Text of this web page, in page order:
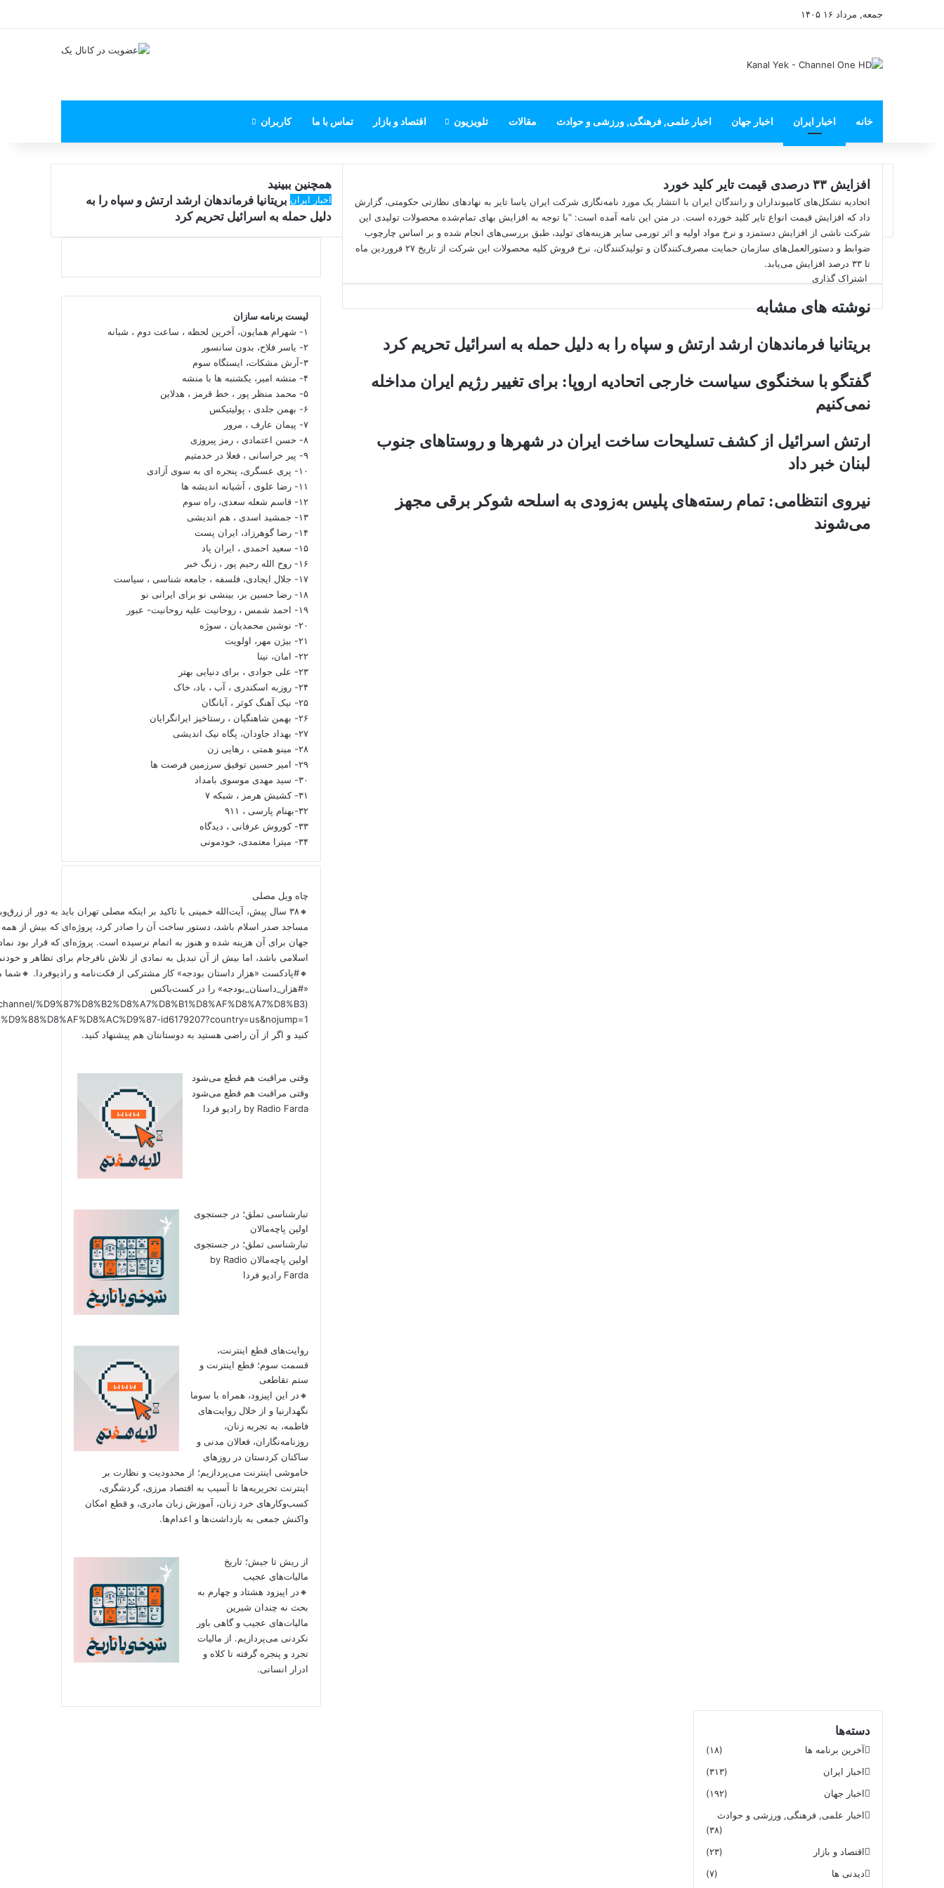
جمعه, مرداد ۱۶ ۱۴۰۵
خانه اخبار ایران اخبار جهان اخبار علمی, فرهنگی, ورزشی و حوادث مقالات تلویزیون اقتصاد و بازار تماس با ما کاربران
افزایش ٣٣ درصدی قیمت تایر کلید خورد
اتحادیه تشکل‌های کامیونداران و رانندگان ایران با انتشار یک مورد نامه‌نگاری شرکت ایران یاسا تایر به نهادهای نظارتی حکومتی، گزارش
داد که افزایش قیمت انواع تایر کلید خورده است. در متن این نامه آمده است: “با توجه به افزایش بهای تمام‌‌شده محصولات تولیدی این
شرکت ناشی از افزایش دستمزد و نرخ مواد اولیه و اثر تورمی سایر هزینه‌های تولید، طبق بررسی‌های انجام شده و بر اساس چارچوب
ضوابط و دستورالعمل‌های سازمان حمایت مصرف‌کنندگان و تولیدکنندگان، نرخ فروش کلیه محصولات این شرکت از تاریخ ٢٧ فروردین ماه
تا ٣٣ درصد افزایش می‌یابد.
اشتراک گذاری
س
و
ک
ت
ک
ذ
ا
ز
ط
نوشته های مشابه
بریتانیا فرماندهان ارشد ارتش و سپاه را به دلیل حمله به اسرائیل تحریم کرد
گفتگو با سخنگوی سیاست خارجی اتحادیه اروپا: برای تغییر رژیم ایران مداخله
نمی‌کنیم
ارتش اسرائیل از کشف تسلیحات ساخت ایران در شهرها و روستاهای جنوب
لبنان خبر داد
نیروی انتظامی: تمام رسته‌های پلیس به‌زودی به اسلحه شوکر برقی مجهز
می‌شوند
همچنین ببینید
ب
س
اخبار ایران بریتانیا فرماندهان ارشد ارتش و سپاه را به
دلیل حمله به اسرائیل تحریم کرد
لیست برنامه سازان
۱- شهرام همایون، آخرین لحظه ، ساعت دوم ، شبانه
۲- یاسر فلاح، بدون سانسور
۳-آرش مشکات، ایستگاه سوم
۴- منشه امیر، یکشنبه ها با منشه
۵- محمد منظر پور ، خط قرمز ، هدلاین
۶- بهمن جلدی ، پولیتیکس
۷- پیمان عارف ، مرور
۸- حسن اعتمادی ، رمز پیروزی
۹- پیر خراسانی ، فعلا در خدمتیم
۱۰- پری عسگری، پنجره ای به سوی آزادی
۱۱- رضا علوی ، آشیانه اندیشه ها
۱۲- قاسم شعله سعدی، راه سوم
۱۳- جمشید اسدی ، هم اندیشی
۱۴- رضا گوهرزاد، ایران پست
۱۵- سعید احمدی ، ایران پاد
۱۶- روح الله رحیم پور ، زنگ خبر
۱۷- جلال ایجادی، فلسفه ، جامعه شناسی ، سیاست
۱۸- رضا حسین بر، بینشی نو برای ایرانی نو
۱۹- احمد شمس ، روحانیت علیه روحانیت- عبور
۲۰- نوشین محمدیان ، سوژه
۲۱- بیژن مهر، اولویت
۲۲- امان، نینا
۲۳- علی جوادی ، برای دنیایی بهتر
۲۴- روزبه اسکندری ، آب ، باد، خاک
۲۵- نیک آهنگ کوثر ، آبانگان
۲۶- بهمن شاهنگیان ، رستاخیز ایرانگرایان
۲۷- بهداد جاودان، پگاه نیک اندیشی
۲۸- مینو همتی ، رهایی زن
۲۹- امیر حسین توفیق سرزمین فرصت ها
۳۰- سید مهدی موسوی بامداد
۳۱- کشیش هرمز ، شبکه ۷
۳۲-بهنام پارسی ، ۹۱۱
۳۳- کوروش عرفانی ، دیدگاه
۳۴- میترا معتمدی، خودمونی
چاه ویل مصلی
🔸۳۸ سال پیش، آیت‌الله خمینی با تاکید بر اینکه مصلی تهران باید به دور از
مساجد صدر اسلام باشد، دستور ساخت آن را صادر کرد، پروژه‌ای که بیش از
جهان برای آن هزینه شده و هنوز به اتمام نرسیده است. پروژه‌ای که قرار بود
اسلامی باشد، اما بیش از آن تبدیل به نمادی از تلاش نافرجام برای تظاهر و
🔸#پادکست «هزار داستان بودجه» کار مشترکی از فکت‌نامه و رادیوفردا. 🔸شما
«#هزار_داستان_بودجه» را در کست‌باکس
%D9%87%D8%B2%D8%A7%D8%B1%D8%AF%D8%A7%D8%B3
کنید و اگر از آن راضی هستید به دوستانتان هم پیشنهاد کنید.
وقتی مراقبت هم قطع می‌شود
وقتی مراقبت هم قطع می‌شود
by Radio Farda رادیو فردا
تبارشناسی تملق؛ در جستجوی
اولین‌ پاچه‌مالان
تبارشناسی تملق؛ در جستجوی
اولین‌ پاچه‌مالان by Radio
Farda رادیو فردا
روایت‌های قطع اینترنت،
قسمت سوم؛ قطع اینترنت و
ستم تقاطعی
🔸در این اپیزود، همراه با سوما
نگهدارنیا و از خلال روایت‌های
فاطمه، به تجربه زنان،
روزنامه‌نگاران، فعالان مدنی و
ساکنان کردستان در روزهای
خاموشی اینترنت می‌پردازیم؛ از محدودیت و نظارت بر
اینترنت تحریریه‌ها تا آسیب به اقتصاد مرزی، گردشگری،
کسب‌وکارهای خرد زنان، آموزش زبان مادری، و قطع امکان
واکنش جمعی به بازداشت‌ها و اعدام‌ها.
از ریش تا جیش؛ تاریخ
مالیات‌های عجیب
🔸در اپیزود هشتاد و چهارم به
بحث نه چندان شیرین
مالیات‌های عجیب و گاهی باور
نکردنی‌ می‌پردازیم. از مالیات
تجرد و پنجره گرفته تا کلاه و
ادرار انسانی.
دسته‌ها
آخرین برنامه ها
(۱۸)
اخبار ایران
(۳۱۳)
اخبار جهان
(۱۹۲)
اخبار علمی, فرهنگی, ورزشی و حوادث
(۳۸)
اقتصاد و بازار
(۲۳)
دیدنی ها
(۷)